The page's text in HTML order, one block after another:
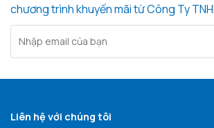
chương trình khuyến mãi từ Công Ty
Liên hệ với chúng tôi